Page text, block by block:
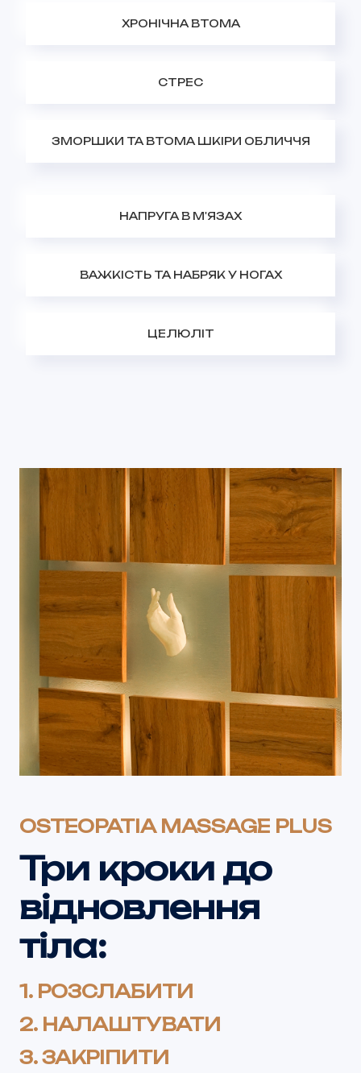
ХРОНІЧНА ВТОМА
СТРЕС
ЗМОРШКИ ТА ВТОМА ШКІРИ ОБЛИЧЧЯ
НАПРУГА В М'ЯЗАХ
ВАЖКІСТЬ ТА НАБРЯК У НОГАХ
ЦЕЛЮЛІТ
OSTEOPATIA MASSAGE PLUS
Три кроки до
відновлення
тіла:
1. РОЗСЛАБИТИ
2. НАЛАШТУВАТИ
3. ЗАКРІПИТИ